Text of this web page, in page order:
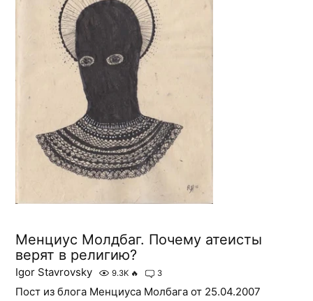
Менциус Молдбаг. Почему атеисты
верят в религию?
Igor Stavrovsky 9.3K 🔥 3
Пост из блога Менциуса Молбага от 25.04.2007